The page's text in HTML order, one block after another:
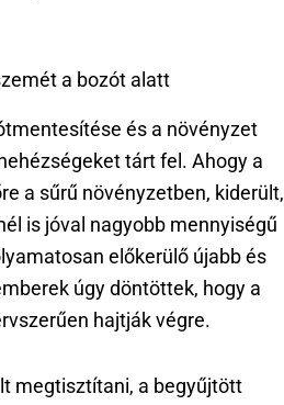
a bozót alatt
és a növényzet
tárt fel. Ahogy a
a sűrű növényzetben, kiderült,
is jóval nagyobb mennyiségű
előkerülő újabb és
úgy döntöttek, hogy a
hajtják végre.
megtisztítani, a begyűjtött